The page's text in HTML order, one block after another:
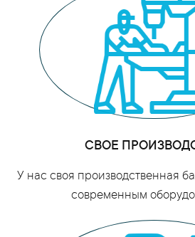
СВОЕ
У нас своя производственная
современным